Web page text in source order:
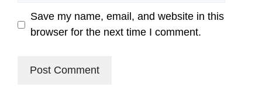
Save my name, email, and website in this
browser for the next time I comment.